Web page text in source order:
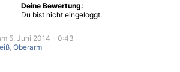
Deine Bewertung:
Du bist nicht eingeloggt.
5. Juni 2014 - 0:43
, Oberarm